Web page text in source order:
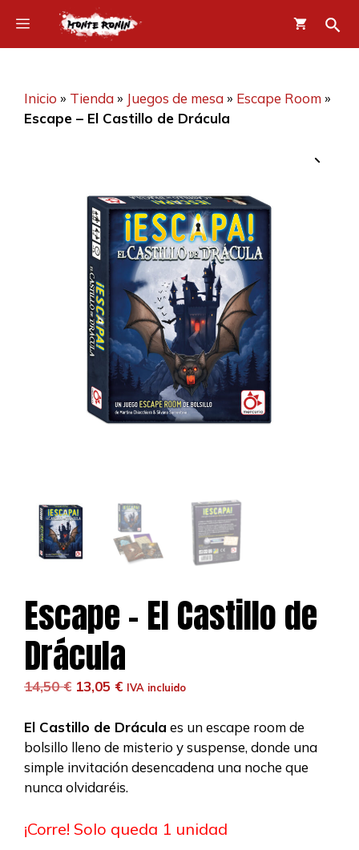
contenido
Menú
Inicio » Tienda» Juegos de mesa» Escape Room »
Escape – El Castillo de Drácula
Escape – El Castillo de
Drácula
14,50€ El
original
era:
14,50 €.
13,05 €El
actual
es:
13,05 €.
IVA incluido
El Castillo de Drácula es un escape room de
bolsillo lleno de misterio y suspense, donde una
simple invitación desencadena una noche que
nunca olvidaréis.
¡Corre! Solo queda 1 unidad